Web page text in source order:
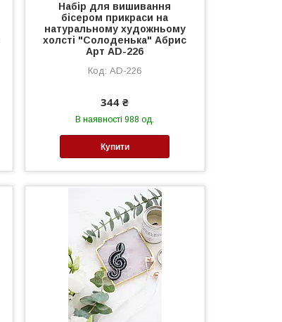
Набір для вишивання
бісером прикраси на
натуральному художньому
холсті "Солоденька" Абрис
Арт AD-226
AD-226
344 ₴
В наявності 988 од.
Купити